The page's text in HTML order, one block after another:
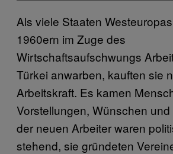
Als viele Staaten
1960ern im Zuge des
Wirtschaftsaufschwungs
Türkei anwarben, kauften sie
Arbeitskraft. Es kamen
Vorstellungen, Wünschen
der neuen Arbeiter waren
stehend, sie gründeten